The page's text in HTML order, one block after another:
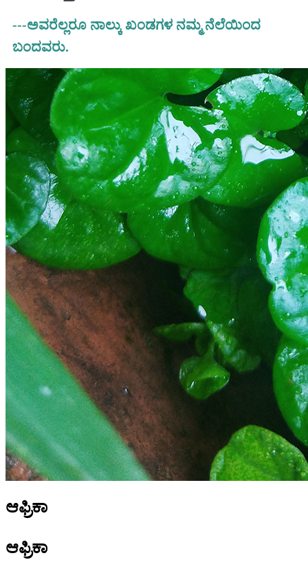
---ಅವರೆಲ್ಲರೂ ನಾಲ್ಕು ಖಂಡಗಳ ನಮ್ಮ ನೆಲೆಯಿಂದ
ಬಂದವರು.
ಆಫ್ರಿಕಾ
ಆಫ್ರಿಕಾ